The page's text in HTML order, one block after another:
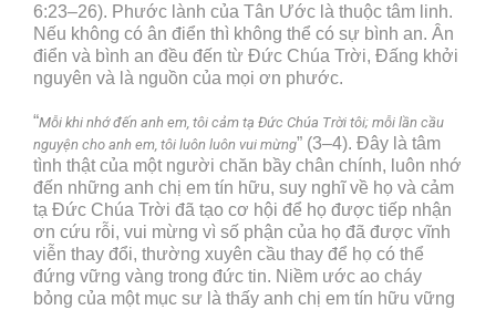
6:23–26). Phước lành của Tân Ước là thuộc tâm linh.
Nếu không có ân điển thì không thể có sự bình an. Ân
điển và bình an đều đến từ Đức Chúa Trời, Đấng khởi
nguyên và là nguồn của mọi ơn phước.
“Mỗi khi nhớ đến anh em, tôi cảm tạ Đức Chúa Trời tôi; mỗi lần cầu
nguyện cho anh em, tôi luôn luôn vui mừng” (3–4). Đây là tâm
tình thật của một người chăn bầy chân chính, luôn nhớ
đến những anh chị em tín hữu, suy nghĩ về họ và cảm
tạ Đức Chúa Trời đã tạo cơ hội để họ được tiếp nhận
ơn cứu rỗi, vui mừng vì số phận của họ đã được vĩnh
viễn thay đổi, thường xuyên cầu thay để họ có thể
đứng vững vàng trong đức tin. Niềm ước ao cháy
bỏng của một mục sư là thấy anh chị em tín hữu vững